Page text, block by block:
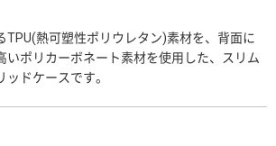
TPU(熱可塑性ポリウレタン)素材を、背面に
いポリカーボネート素材を使用した、スリム
ドケースです。